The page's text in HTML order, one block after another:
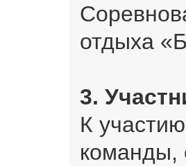
отдыха
3.
К
команды,